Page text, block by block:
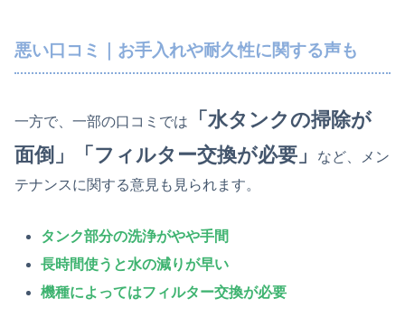
悪い口コミ｜お手入れや耐久性に関する声も
一方で、一部の口コミでは
「水タンクの掃除が
面倒」「フィルター交換が必要」
など、メン
テナンスに関する意見も見られます。
タンク部分の洗浄がやや手間
長時間使うと水の減りが早い
機種によってはフィルター交換が必要